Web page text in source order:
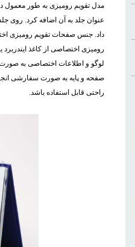
عنوان جلد به آن اضافه کرد. روی
لوگو و اطلاعات اختصاصی به
صفحه و پایه به صورت سفارشی
راحتی قابل استفاده باشد.